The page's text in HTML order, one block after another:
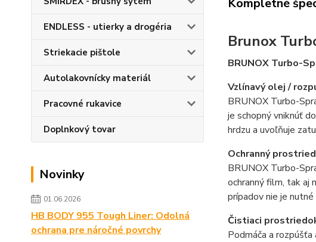
ENDLESS - utierky a drogéria
Striekacie pištole
Autolakovnícky materiál
Pracovné rukavice
Doplnkový tovar
Novinky
01.06.2026
HB BODY 955 Tough Liner: Odolná
ochrana pre náročné povrchy
Kompletné
Brunox
BRUNOX Turbo-
Vzlínavý olej /
BRUNOX Turbo-
je schopný vniknúť
hrdzu a uvoľňuje
Ochranný
BRUNOX Turbo-
ochranný film, tak aj
prípadov nie je
Čistiaci
Podmáča a